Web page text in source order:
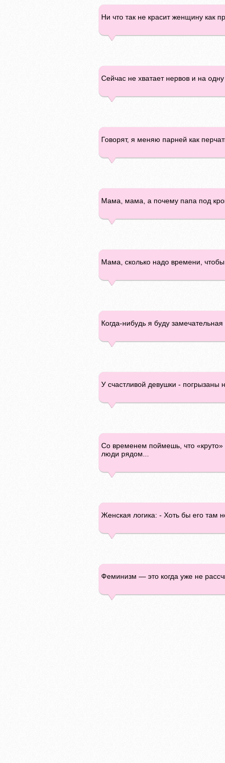
Ни что так не красит женщину как
Сейчас не хватает нервов и на
Говорят, я меняю парней как
Мама, мама, а почему папа под
Мама, сколько надо времени,
Когда-нибудь я буду
У счастливой девушки - погрызаны
Со временем поймешь, что «круто»
люди рядом...
Женская логика: - Хоть бы его там
Феминизм — это когда уже не